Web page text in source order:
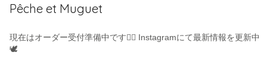
Pêche et Muguet
現在はオーダー受付準備中です🙇‍♀️ Instagramにて最新情報を更新中
🕊️